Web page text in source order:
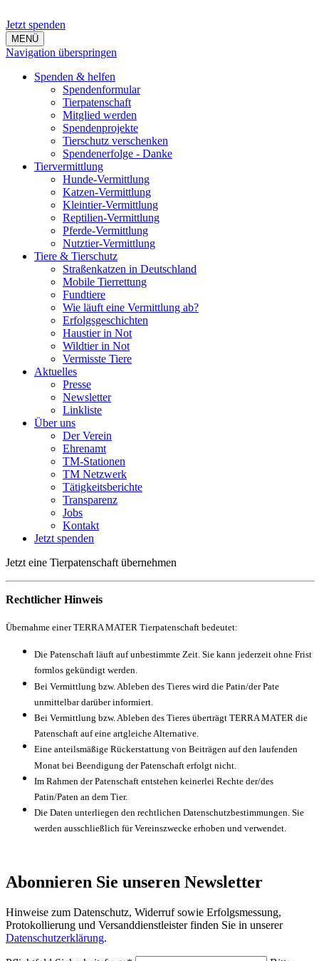
Jetzt spenden
MENÜ
Navigation überspringen
Spenden & helfen
Spendenformular
Tierpatenschaft
Mitglied werden
Spendenprojekte
Tierschutz verschenken
Spendenerfolge - Danke
Tiervermittlung
Hunde-Vermittlung
Katzen-Vermittlung
Kleintier-Vermittlung
Reptilien-Vermittlung
Pferde-Vermittlung
Nutztier-Vermittlung
Tiere & Tierschutz
Straßenkatzen in Deutschland
Mobile Tierrettung
Fundtiere
Wie läuft eine Vermittlung ab?
Erfolgsgeschichten
Haustier in Not
Wildtier in Not
Vermisste Tiere
Aktuelles
Presse
Newsletter
Linkliste
Über uns
Der Verein
Ehrenamt
TM-Stationen
TM Netzwerk
Tätigkeitsberichte
Transparenz
Jobs
Kontakt
Jetzt spenden
Jetzt eine Tierpatenschaft übernehmen
Rechtlicher Hinweis
Übernahme einer TERRA MATER Tierpatenschaft bedeutet:
Die Patenschaft läuft auf unbestimmte Zeit. Sie kann jederzeit ohne Frist
formlos gekündigt werden.
Bei Vermittlung bzw. Ableben des Tieres wird die Patin/der Pate
unmittelbar darüber informiert.
Bei Vermittlung bzw. Ableben des Tieres überträgt TERRA MATER die
Patenschaft auf eine artgleiche Alternative.
Eine anteilsmäßige Rückerstattung von Beiträgen auf den laufenden
Monat bei Beendigung der Patenschaft erfolgt nicht.
Im Rahmen der Patenschaft entstehen keinerlei Rechte der/des
Patin/Paten an dem Tier.
Die Daten unterliegen den rechtlichen Datenschutzbestimmungen. Sie
werden ausschließlich für Vereinszwecke erhoben und verwendet.
Abonnieren Sie unseren Newsletter
Hinweise zum Datenschutz, Widerruf sowie Erfolgsmessung,
Protokollierung und Versanddienstleister finden Sie in unserer
Datenschutzerklärung.